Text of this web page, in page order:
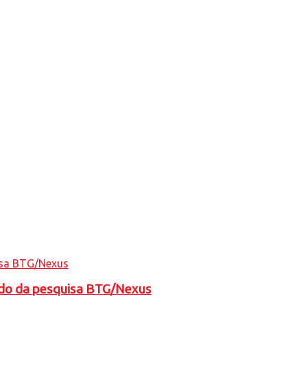
da pesquisa BTG/Nexus